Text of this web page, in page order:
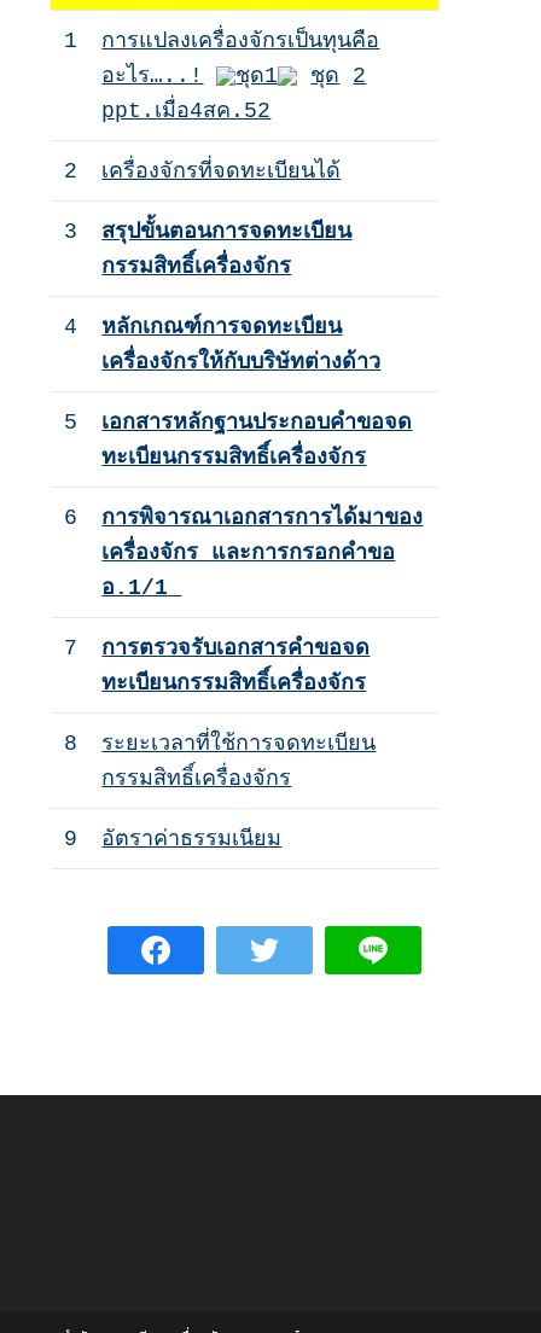
1
การแปลงเครื่องจักรเป็นทุนคือ
อะไร…..!
ชุด1 ชุด
2
ppt.เมื่อ4สค.52
2 เครื่องจักรที่จดทะเบียนได้
3
สรุปขั้นตอนการจดทะเบียน
กรรมสิทธิ์เครื่องจักร
4
หลักเกณฑ์การจดทะเบียน
เครื่องจักรให้กับบริษัทต่างด้าว
5
เอกสารหลักฐานประกอบคำขอจด
ทะเบียนกรรมสิทธิ์เครื่องจักร
6
การพิจารณาเอกสารการได้มาของ
เครื่องจักร และการกรอกคำขอ
อ.1/1
7
การตรวจรับเอกสารคำขอจด
ทะเบียนกรรมสิทธิ์เครื่องจักร
8
ระยะเวลาที่ใช้การจดทะเบียน
กรรมสิทธิ์เครื่องจักร
9 อัตราค่าธรรมเนียม